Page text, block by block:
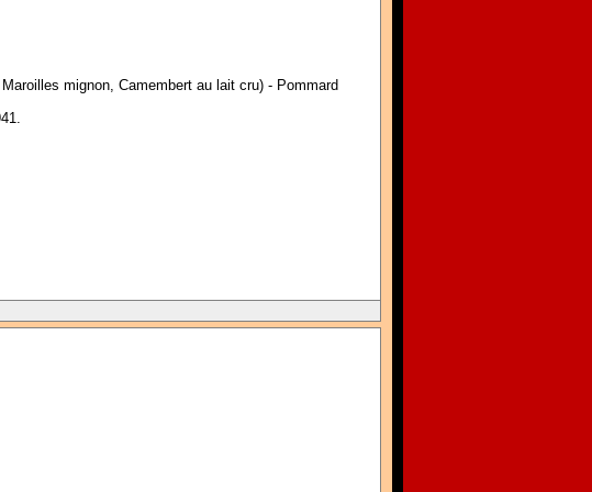
mignon, Camembert au lait cru) - Pommard